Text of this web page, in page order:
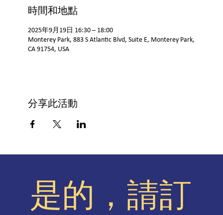
時間和地點
2025年9月19日 16:30 – 18:00
Monterey Park, 883 S Atlantic Blvd, Suite E, Monterey Park,
CA 91754, USA
分享此活動
是的，請訂